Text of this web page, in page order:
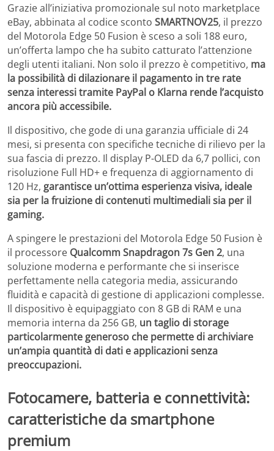
Grazie all’iniziativa promozionale sul noto marketplace
eBay, abbinata al codice sconto SMARTNOV25, il prezzo
del Motorola Edge 50 Fusion è sceso a soli 188 euro,
un’offerta lampo che ha subito catturato l’attenzione
degli utenti italiani. Non solo il prezzo è competitivo, ma
la possibilità di dilazionare il pagamento in tre rate
senza interessi tramite PayPal o Klarna rende l’acquisto
ancora più accessibile.
Il dispositivo, che gode di una garanzia ufficiale di 24
mesi, si presenta con specifiche tecniche di rilievo per la
sua fascia di prezzo. Il display P-OLED da 6,7 pollici, con
risoluzione Full HD+ e frequenza di aggiornamento di
120 Hz, garantisce un’ottima esperienza visiva, ideale
sia per la fruizione di contenuti multimediali sia per il
gaming.
A spingere le prestazioni del Motorola Edge 50 Fusion è
il processore Qualcomm Snapdragon 7s Gen 2, una
soluzione moderna e performante che si inserisce
perfettamente nella categoria media, assicurando
fluidità e capacità di gestione di applicazioni complesse.
Il dispositivo è equipaggiato con 8 GB di RAM e una
memoria interna da 256 GB, un taglio di storage
particolarmente generoso che permette di archiviare
un’ampia quantità di dati e applicazioni senza
preoccupazioni.
Fotocamere, batteria e connettività:
caratteristiche da smartphone
premium